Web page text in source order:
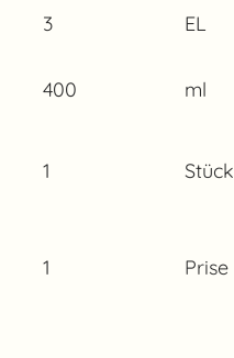
3
EL
400 ml
1 Stück
1 Prise